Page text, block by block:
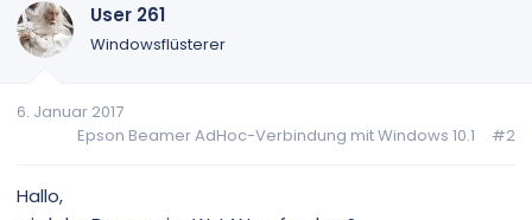
User 261
Windowsflüsterer
6. Januar 2017
Epson Beamer AdHoc-Verbindung mit Windows 10.1
#2
Hallo,